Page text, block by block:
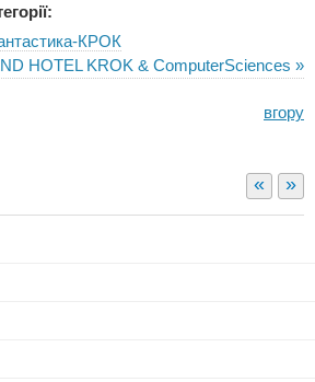
КРОК
HOTEL KROK & ComputerSciences »
вгору
« »